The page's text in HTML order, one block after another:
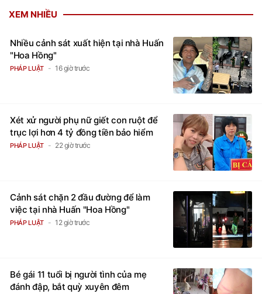
XEM NHIỀU
Nhiều cảnh sát xuất hiện tại nhà Huấn
"Hoa Hồng"
PHÁP LUẬT 16 giờ trước
Xét xử người phụ nữ giết con ruột để
trục lợi hơn 4 tỷ đồng tiền bảo hiểm
PHÁP LUẬT 22 giờ trước
Cảnh sát chặn 2 đầu đường để làm
việc tại nhà Huấn "Hoa Hồng"
PHÁP LUẬT 12 giờ trước
Bé gái 11 tuổi bị người tình của mẹ
đánh đập, bắt quỳ xuyên đêm